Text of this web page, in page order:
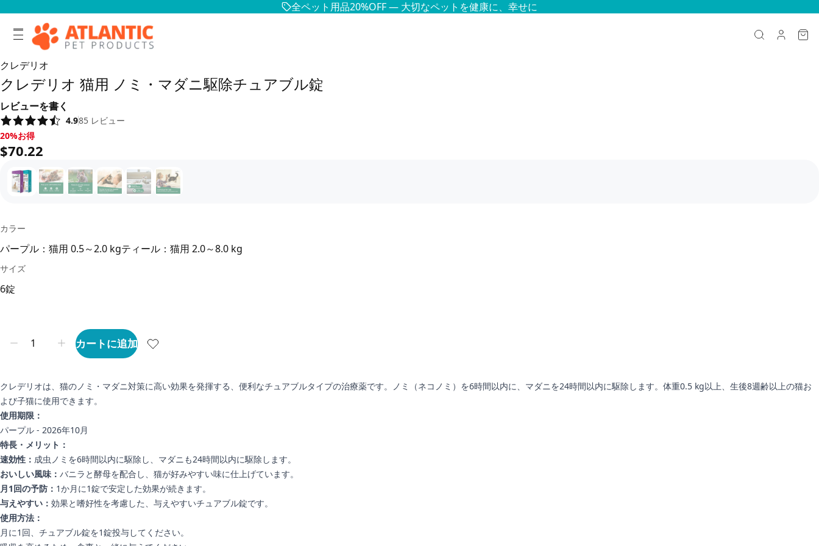
全ペット用品20%OFF — 大切なペットを健康に、幸せに
クレデリオ
クレデリオ 猫用 ノミ・マダニ駆除チュアブル錠
レビューを書く
4.985 レビュー
20%お得, $70.22
20%お得
$70.22
カラー
パープル：猫用 0.5～2.0 kgティール：猫用 2.0～8.0 kg
サイズ
6錠
カートに追加
クレデリオは、猫のノミ・マダニ対策に高い効果を発揮する、便利なチュアブルタイプの治療薬です。ノミ（ネコノミ）を6時間以内に、マダニを24時間以内に駆除します。体重0.5 kg以上、生後8週齢以上の猫お
よび子猫に使用できます。
使用期限：
パープル - 2026年10月
特長・メリット：
速効性： 成虫ノミを6時間以内に駆除し、マダニも24時間以内に駆除します。
おいしい風味： バニラと酵母を配合し、猫が好みやすい味に仕上げています。
月1回の予防： 1か月に1錠で安定した効果が続きます。
与えやすい： 効果と嗜好性を考慮した、与えやすいチュアブル錠です。
使用方法：
月に1回、チュアブル錠を1錠投与してください。